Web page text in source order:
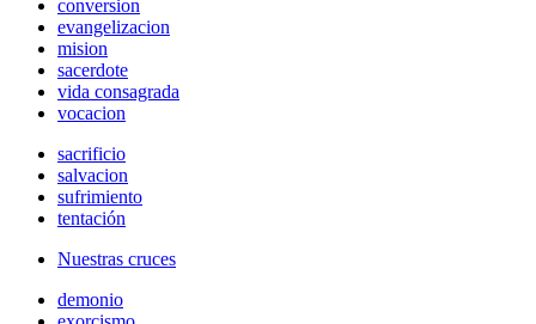
conversion
evangelizacion
mision
sacerdote
vida consagrada
vocacion
sacrificio
salvacion
sufrimiento
tentación
Nuestras cruces
demonio